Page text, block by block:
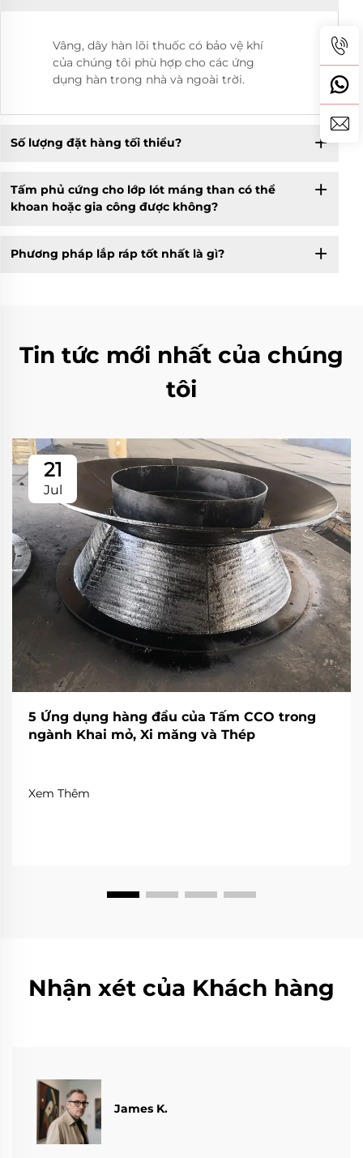
Vâng, dây hàn lõi thuốc có bảo vệ khí
của chúng tôi phù hợp cho các ứng
dụng hàn trong nhà và ngoài trời.
Số lượng đặt hàng tối thiểu?
Tấm phủ cứng cho lớp lót máng than có thể
khoan hoặc gia công được không?
Phương pháp lắp ráp tốt nhất là gì?
Tin tức mới nhất của chúng
tôi
21
Jul
5 Ứng dụng hàng đầu của Tấm CCO trong
ngành Khai mỏ, Xi măng và Thép
Xem Thêm
Nhận xét của Khách hàng
James K.